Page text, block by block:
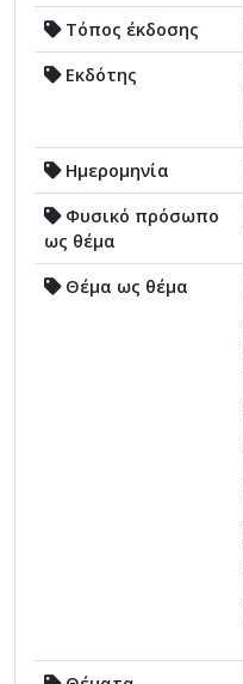
Τόπος έκδοσης
Εκδότης
Ημερομηνία
Φυσικό πρόσωπο
ως θέμα
Θέμα ως θέμα